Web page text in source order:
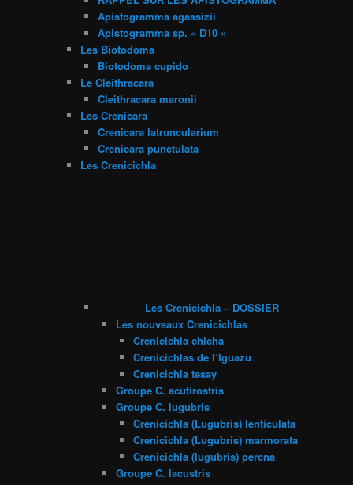
Apistogramma agassizii
Apistogramma sp. « D10 »
Les Biotodoma
Biotodoma cupido
Le Cleithracara
Cleithracara maronii
Les Crenicara
Crenicara latruncularium
Crenicara punctulata
Les Crenicichla
Les Crenicichla – DOSSIER
Les nouveaux Crenicichlas
Crenicichla chicha
Crenicichlas de l’Iguazu
Crenicichla tesay
Groupe C. acutirostris
Groupe C. lugubris
Crenicichla (Lugubris) lenticulata
Crenicichla (Lugubris) marmorata
Crenicichla (lugubris) percna
Groupe C. lacustris